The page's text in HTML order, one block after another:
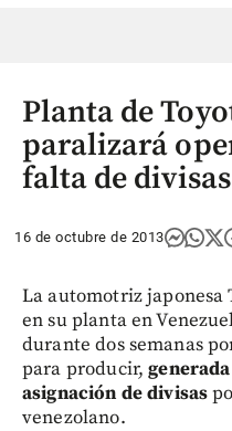
Planta de
paralizará
falta de divisas
16 de octubre de 2013
La automotriz japonesa
en su planta en
durante dos semanas
para producir,
asignación de divisas
venezolano.